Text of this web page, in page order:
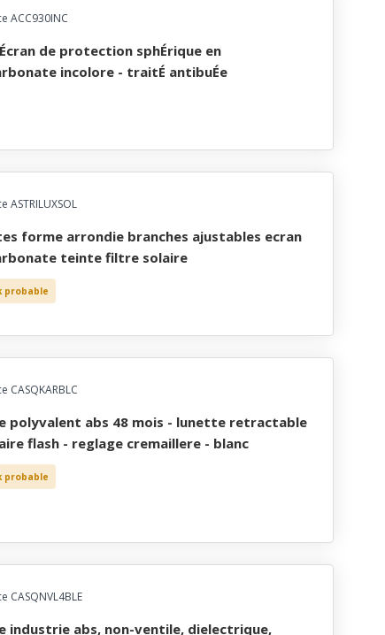
ACC930INC
incolore - traitÉ antibuÉe
ASTRILUXSOL
teinte filtre solaire
probable
CASQKARBLC
flash - reglage cremaillere - blanc
probable
CASQNVL4BLE